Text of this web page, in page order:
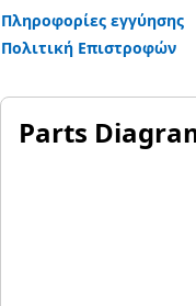
Πληροφορίες εγγύησης
Πολιτική Επιστροφών
Parts